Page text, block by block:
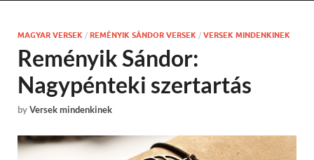
MAGYAR VERSEK / REMÉNYIK SÁNDOR VERSEK / VERSEK MINDENKINEK
Reményik Sándor:
Nagypénteki szertartás
byVersek mindenkinek